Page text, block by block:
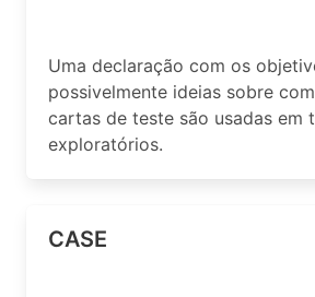
Uma declaração com os
possivelmente ideias sobre
cartas de teste são usadas em
exploratórios.
CASE